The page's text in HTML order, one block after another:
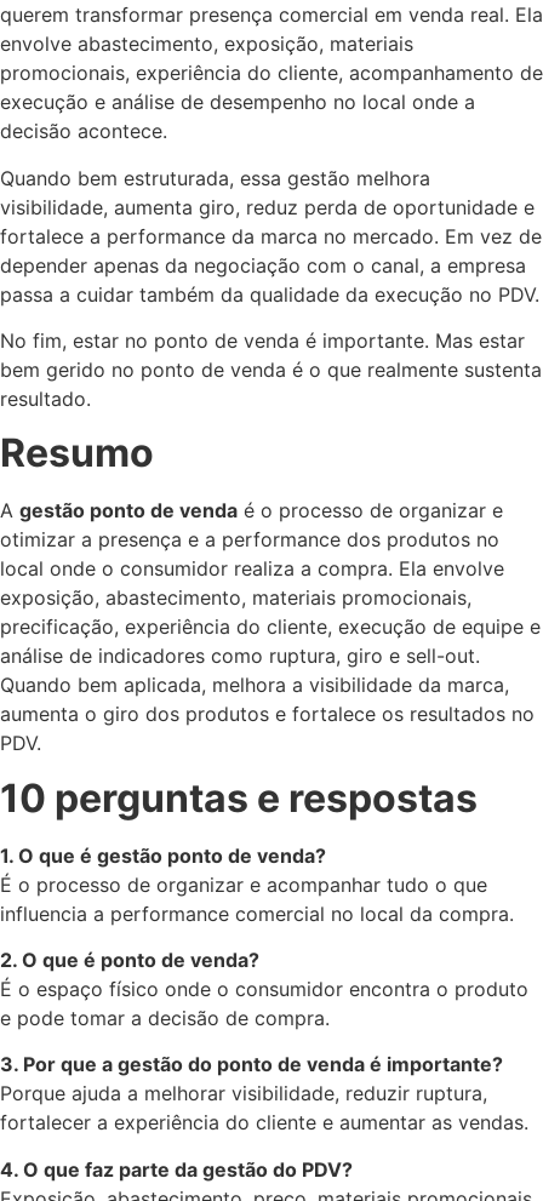
querem transformar presença comercial em venda real. Ela
envolve abastecimento, exposição, materiais
promocionais, experiência do cliente, acompanhamento de
execução e análise de desempenho no local onde a
decisão acontece.
Quando bem estruturada, essa gestão melhora
visibilidade, aumenta giro, reduz perda de oportunidade e
fortalece a performance da marca no mercado. Em vez de
depender apenas da negociação com o canal, a empresa
passa a cuidar também da qualidade da execução no PDV.
No fim, estar no ponto de venda é importante. Mas estar
bem gerido no ponto de venda é o que realmente sustenta
resultado.
Resumo
A gestão ponto de venda é o processo de organizar e
otimizar a presença e a performance dos produtos no
local onde o consumidor realiza a compra. Ela envolve
exposição, abastecimento, materiais promocionais,
precificação, experiência do cliente, execução de equipe e
análise de indicadores como ruptura, giro e sell-out.
Quando bem aplicada, melhora a visibilidade da marca,
aumenta o giro dos produtos e fortalece os resultados no
PDV.
10 perguntas e respostas
1. O que é gestão ponto de venda?
É o processo de organizar e acompanhar tudo o que
influencia a performance comercial no local da compra.
2. O que é ponto de venda?
É o espaço físico onde o consumidor encontra o produto
e pode tomar a decisão de compra.
3. Por que a gestão do ponto de venda é importante?
Porque ajuda a melhorar visibilidade, reduzir ruptura,
fortalecer a experiência do cliente e aumentar as vendas.
4. O que faz parte da gestão do PDV?